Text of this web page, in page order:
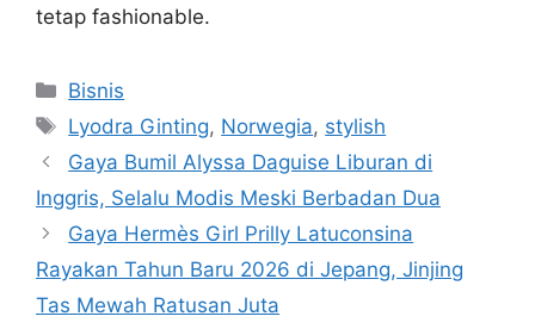
tetap fashionable.
Categories
Bisnis
Tags
Lyodra Ginting, Norwegia, stylish
Gaya Bumil Alyssa Daguise Liburan di
Inggris, Selalu Modis Meski Berbadan Dua
Gaya Hermès Girl Prilly Latuconsina
Rayakan Tahun Baru 2026 di Jepang, Jinjing
Tas Mewah Ratusan Juta